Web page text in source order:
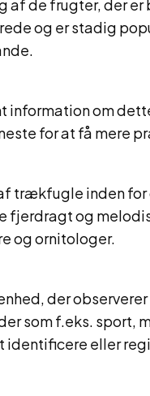
de frugter, der er
og er stadig
information om
for at få mere
trækfugle inden
fjerdragt og
og ornitologer.
der
som f.eks. sport,
identificere eller